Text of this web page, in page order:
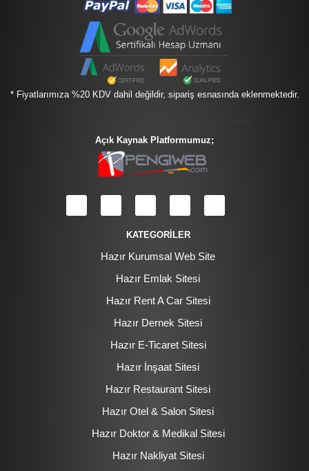
* Fiyatlarımıza %20 KDV dahil değildir, sipariş esnasında eklenmektedir.
Açık Kaynak Platformumuz;
KATEGORİLER
Hazır Kurumsal Web Site
Hazır Emlak Sitesi
Hazır Rent A Car Sitesi
Hazır Dernek Sitesi
Hazır E-Ticaret Sitesi
Hazır İnşaat Sitesi
Hazır Restaurant Sitesi
Hazır Otel & Salon Sitesi
Hazır Doktor & Medikal Sitesi
Hazır Nakliyat Sitesi